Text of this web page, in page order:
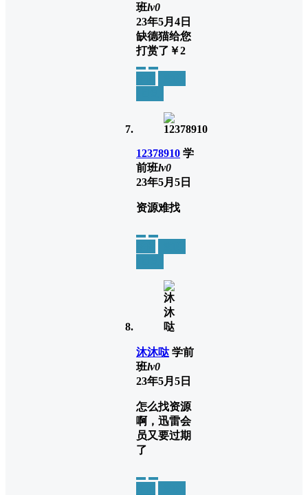
班lv0
23年5月4日
缺德猫给您
打赏了 ￥2
12378910 学
前班lv0
23年5月5日
资源难找
沐沐哒 学前
班lv0
23年5月5日
怎么找资源
啊，迅雷会
员又要过期
了